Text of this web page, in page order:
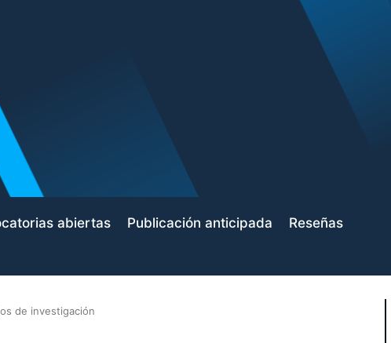
abiertas Publicación anticipada Reseñas
de investigación